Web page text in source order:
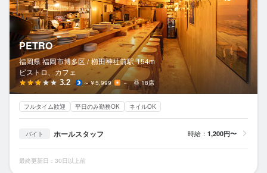
PETRO
福岡県 福岡市博多区 / 櫛田神社前駅 154m
ビストロ、カフェ
3.2 ～￥5,999 － 18席
フルタイム歓迎 平日のみ勤務OK ネイルOK
バイト ホールスタッフ 時給： 1,200円〜
最終更新日：30日以上前